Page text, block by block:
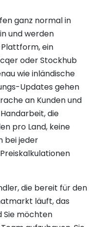
ganz normal in
und werden
ein
oder Stockhub
wie inländische
Updates gehen
an Kunden und
die
pro Land, keine
bei jeder
die bereit für den
läuft, das
Sie möchten